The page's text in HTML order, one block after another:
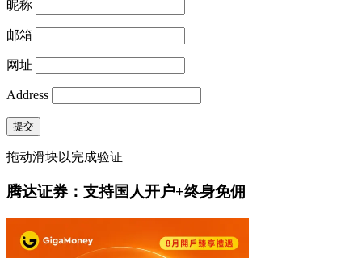
昵称
邮箱
网址
Address
提交
拖动滑块以完成验证
腾达证券：支持国人开户+终身免佣